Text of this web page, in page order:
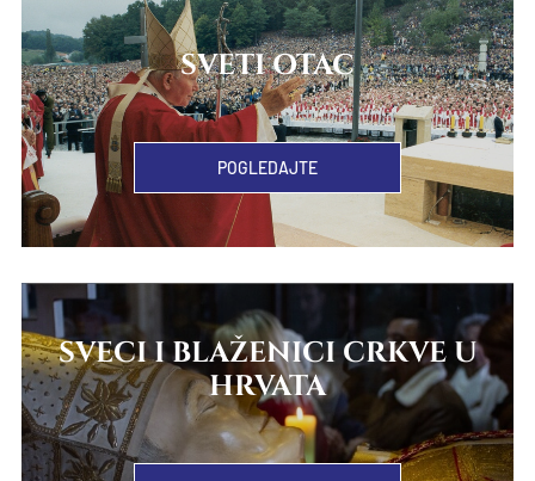
SVETI OTAC
POGLEDAJTE
SVECI I BLAŽENICI CRKVE U
HRVATA